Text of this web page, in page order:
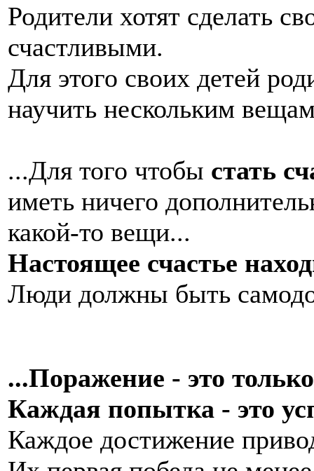
Родители хотят сделать
счастливыми.
Для этого своих детей
научить нескольким
...Для того чтобы стать
иметь ничего
какой-то вещи...
Настоящее счастье
Люди должны быть
...Поражение - это
Каждая попытка - это
Каждое достижение